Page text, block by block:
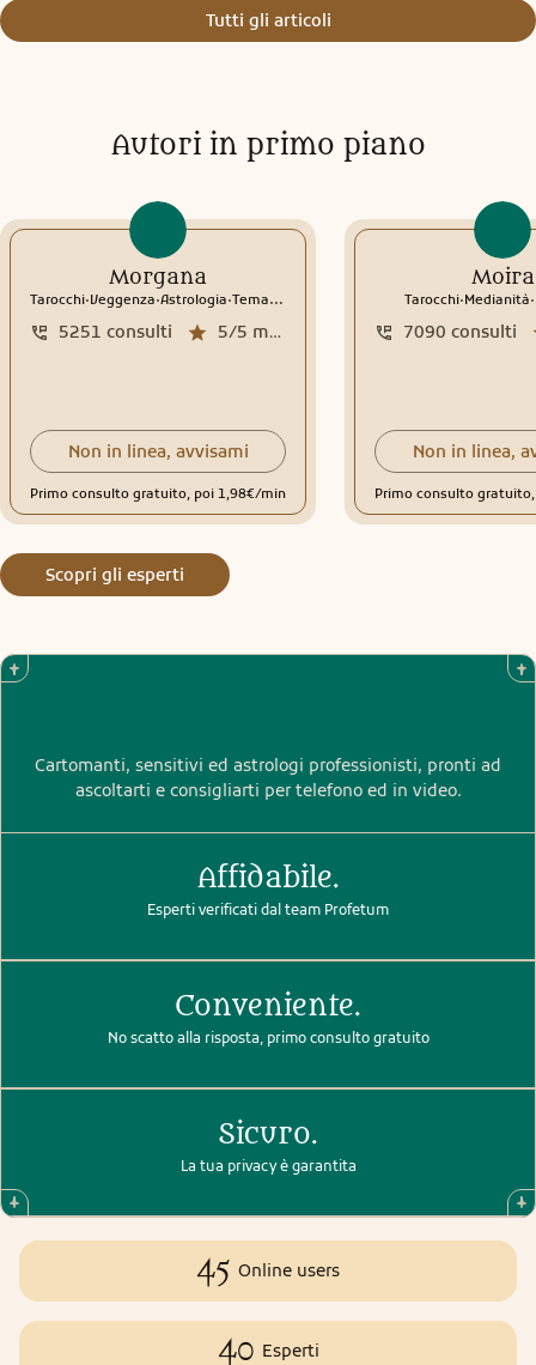
Tutti gli articoli
Autori in primo piano
Morgana
Tarocchi.Veggenza.Astrologia.Tema natale Interpretazione sogni
5/5 media recensioni
5251 consulti
Non in linea, avvisami
Primo consulto gratuito, poi 1,98€/min
Moira
Tarocchi.Medianità.
7090 consulti
Non in linea,
Primo consulto
Scopri gli esperti
Cartomanti, sensitivi ed astrologi professionisti, pronti ad
ascoltarti e consigliarti per telefono ed in video.
Affidabile.
Esperti verificati dal team Profetum
Conveniente.
No scatto alla risposta, primo consulto gratuito
Sicuro.
La tua privacy è garantita
45 Online users
40 Esperti